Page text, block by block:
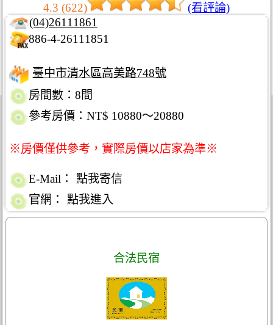
4.3 (622)
(看評論)
(04)26111861
886-4-26111851
臺中市清水區高美路748號
房間數：8間
參考房價：NT$ 10880～20880
※房價僅供參考，實際房價以店家為準※
E-Mail：
點我寄信
官網：
點我進入
合法民宿